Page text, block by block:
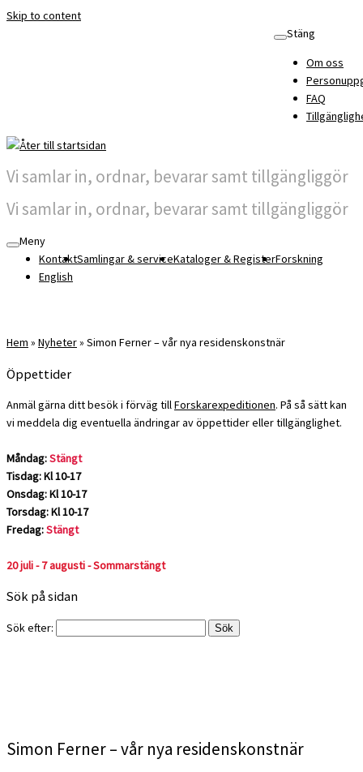
Skip to content
Stäng
Om oss
FAQ
Vi samlar in, ordnar, bevarar samt tillgängliggör
Vi samlar in, ordnar, bevarar samt tillgängliggör
Meny
KontaktSamlingar & serviceKataloger & RegisterForskning
English
Hem » Nyheter» Simon Ferner – vår nya residenskonstnär
Öppettider
Anmäl gärna ditt besök i förväg tillForskarexpeditionen. På så sätt kan
vi meddela dig eventuella ändringar av öppettider eller tillgänglighet.
Måndag:Stängt
Tisdag: Kl 10-17
Onsdag: Kl 10-17
Torsdag: Kl 10-17
Fredag:Stängt
20 juli - 7 augusti - Sommarstängt
Sök på sidan
Sök efter:
Simon Ferner – vår nya residenskonstnär